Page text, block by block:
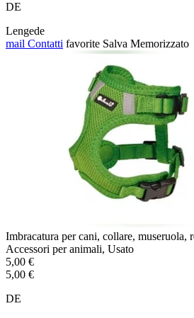
DE
Lengede
mail Contatti favorite Salva Memorizzato
Imbracatura per cani, collare, museruola,
Accessori per animali, Usato
5,00 €
5,00 €
DE